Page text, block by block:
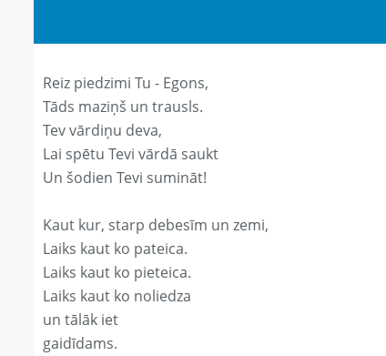
Reiz piedzimi Tu - Egons,
Tāds maziņš un trausls.
Tev vārdiņu deva,
Lai spētu Tevi vārdā saukt
Un šodien Tevi sumināt!
Kaut kur, starp debesīm un zemi,
Laiks kaut ko pateica.
Laiks kaut ko pieteica.
Laiks kaut ko noliedza
un tālāk iet
gaidīdams.